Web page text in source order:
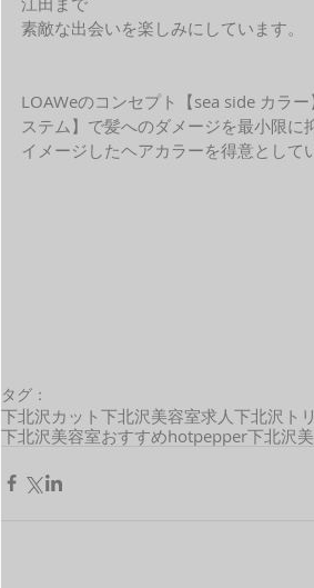
素敵な出会いを楽しみにしています。
LOAWeのコンセプト【sea side カラ
ステム】で髪へのダメージを最小限
イメージしたヘアカラーを得意として
タグ：
下北沢カット 下北沢美容室求人 下北沢ト
下北沢美容室おすすめhotpepper下北沢